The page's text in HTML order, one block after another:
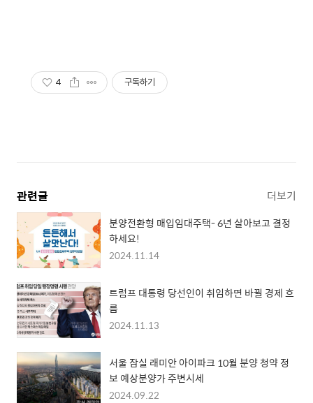
4 구독하기
관련글 더보기
분양전환형 매입임대주택- 6년 살아보고 결정
하세요!
2024.11.14
트럼프 대통령 당선인이 취임하면 바뀔 경제 흐
름
2024.11.13
서울 잠실 래미안 아이파크 10월 분양 청약 정
보 예상분양가 주변시세
2024.09.22